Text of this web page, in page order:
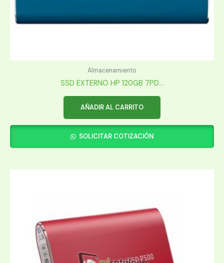
Almacenamiento
SSD EXTERNO HP 120GB 7PD...
AÑADIR AL CARRITO
SOLICITAR COTIZACIÓN